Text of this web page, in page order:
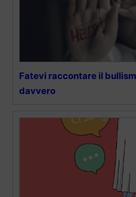
Fatevi raccontare il
davvero